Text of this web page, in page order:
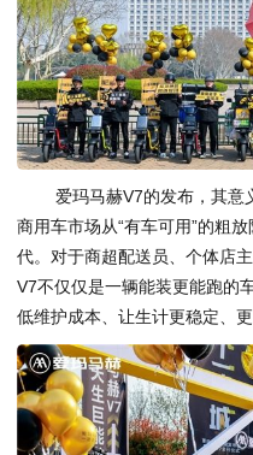
爱玛马赫V7的发布，其意
商用车市场从“有车可用”的粗
代。对于商超配送员、个体店
V7不仅仅是一辆能装更能跑的
低维护成本、让生计更稳定、更